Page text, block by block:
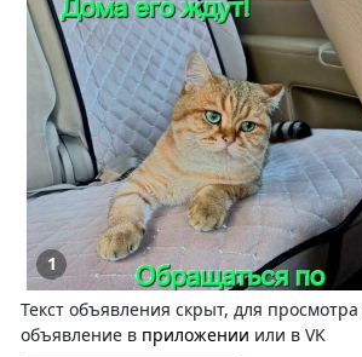
1
Текст объявления скрыт, для
объявление в приложении или в VK